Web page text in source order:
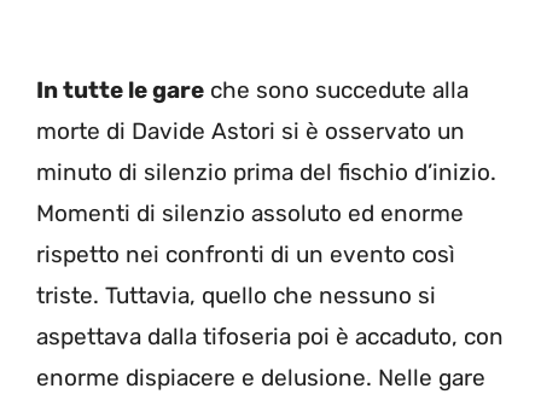
In tutte le gare che sono succedute alla
morte di Davide Astori si è osservato un
minuto di silenzio prima del fischio d’inizio.
Momenti di silenzio assoluto ed enorme
rispetto nei confronti di un evento così
triste. Tuttavia, quello che nessuno si
aspettava dalla tifoseria poi è accaduto, con
enorme dispiacere e delusione. Nelle gare